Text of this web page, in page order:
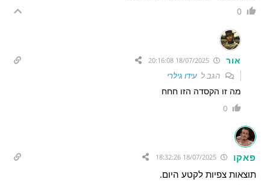
0
אור
הגב לעידו גילרי
מה זו הקסדה הזו חחח
0
פאקו 18/07/2025 18:32:26
תוצאות צפיות לקטע היום.